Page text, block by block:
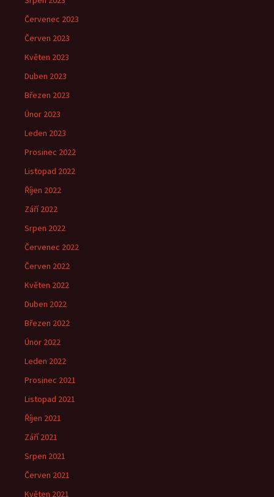
Červenec 2023
Červen 2023
Květen 2023
Duben 2023
Březen 2023
Únor 2023
Leden 2023
Prosinec 2022
Listopad 2022
Říjen 2022
Září 2022
Srpen 2022
Červenec 2022
Červen 2022
Květen 2022
Duben 2022
Březen 2022
Únor 2022
Leden 2022
Prosinec 2021
Listopad 2021
Říjen 2021
Září 2021
Srpen 2021
Červen 2021
Květen 2021